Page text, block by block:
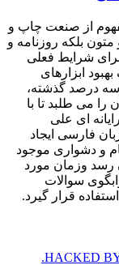
از صنعت چاپ و
بلکه روزنامه و
شرایط فعلی
ابزارهای
درصد گذشته،
می طلبد تا با
ای علی
فارسی ایجاد
و دشواری موجود
رسد وزمان مورد
سوالات
قرار گیرد.
HACKED